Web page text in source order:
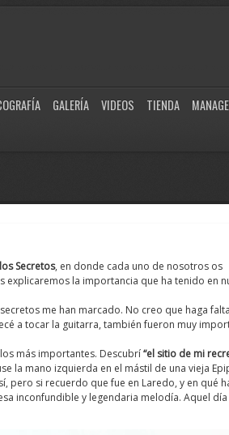
GALERÍA VIDEOS TIENDA
Secretos, en donde cada uno de nosotros os
la importancia que ha tenido en
me han marcado. No creo que haga
a tocar la guitarra, también fueron muy
más importantes. Descubrí“el sitio de mi
la mano izquierda en el mástil de una vieja
pero si recuerdo que fue en Laredo, y en qué
inconfundible y legendaria melodía. Aquel